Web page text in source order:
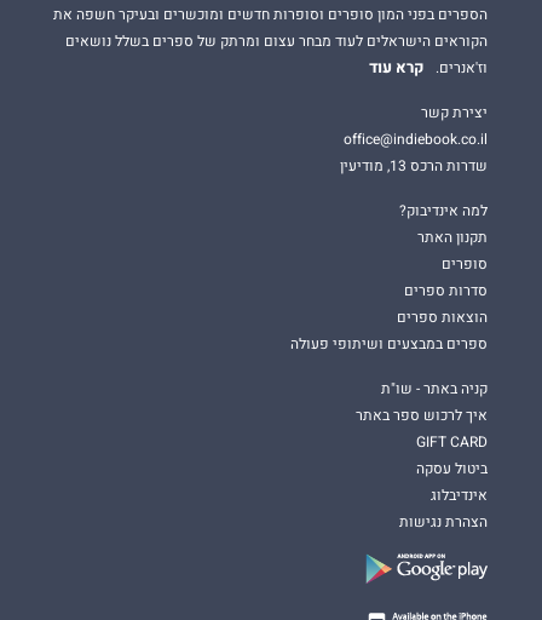
הספרים בפני המון סופרים וסופרות חדשים ומוכשרים ובעיקר חשפה את
הקוראים הישראלים לעוד מבחר עצום ומרתק של ספרים בשלל נושאים
וז'אנרים.
קרא עוד
יצירת קשר
office@indiebook.co.il
שדרות הרכס 13, מודיעין
למה אינדיבוק?
תקנון האתר
סופרים
סדרות ספרים
הוצאות ספרים
ספרים במבצעים ושיתופי פעולה
קניה באתר - שו"ת
איך לרכוש ספר באתר
GIFT CARD
ביטול עסקה
אינדיבלוג
הצהרת נגישות